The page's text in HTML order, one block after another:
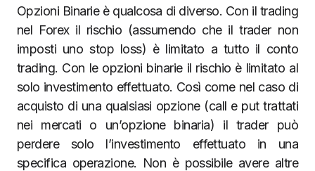
Opzioni Binarie è qualcosa di diverso. Con il trading
nel Forex il rischio (assumendo che il trader non
imposti uno stop loss) è limitato a tutto il conto
trading. Con le opzioni binarie il rischio è limitato al
solo investimento effettuato. Così come nel caso di
acquisto di una qualsiasi opzione (call e put trattati
nei mercati o un’opzione binaria) il trader può
perdere solo l’investimento effettuato in una
specifica operazione. Non è possibile avere altre